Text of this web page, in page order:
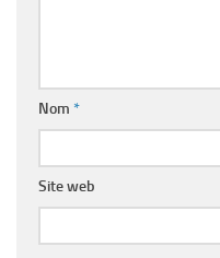
Nom *
Site web